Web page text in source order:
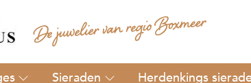
Sieraden Herdenkings